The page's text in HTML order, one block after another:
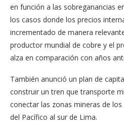
en función a las sobreganancias
los casos donde los precios
incrementado de manera
productor mundial de cobre y el
alza en comparación con años
También anunció un plan de
construir un tren que transporte
conectar las zonas mineras de
del Pacífico al sur de Lima.